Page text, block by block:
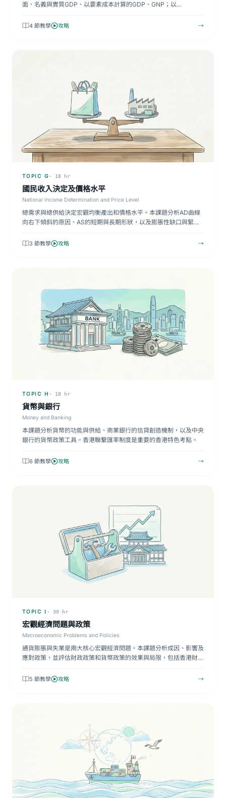
面、名義與實質GDP、以要素成本計算的GDP、GNP；以…
4 節教學 攻略 →
TOPIC G · 18 hr
國民收入決定及價格水平
National Income Determination and Price Level
總需求與總供給決定宏觀均衡產出和價格水平。本課題分析AD曲線
向右下傾斜的原因、AS的短期與長期形狀，以及膨脹性缺口與緊
3 節教學 攻略 →
TOPIC H · 18 hr
貨幣與銀行
Money and Banking
本課題分析貨幣的功能與供給、商業銀行的信貸創造機制，以及中央
銀行的貨幣政策工具。香港聯繫匯率制度是重要的香港特色考點。
6 節教學 攻略 →
TOPIC I · 30 hr
宏觀經濟問題與政策
Macroeconomic Problems and Policies
通貨膨脹與失業是兩大核心宏觀經濟問題。本課題分析成因、影響及
應對政策，並評估財政政策和貨幣政策的效果與局限，包括香港財
5 節教學 攻略 →